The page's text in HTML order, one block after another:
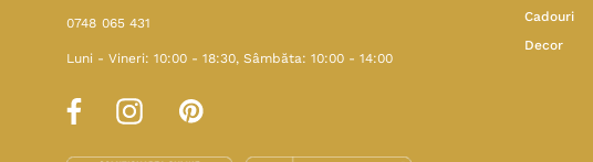
0748 065 431
Luni - Vineri: 10:00 - 18:30, Sâmbăta: 10:00 - 14:00
Cadouri
Decor